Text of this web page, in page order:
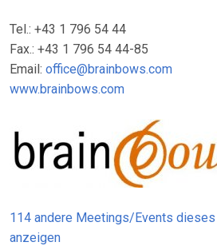
Tel.: +43 1 796 54 44
Fax.: +43 1 796 54 44-85
Email: office@brainbows.com
www.brainbows.com
114 andere Meetings/Events
anzeigen